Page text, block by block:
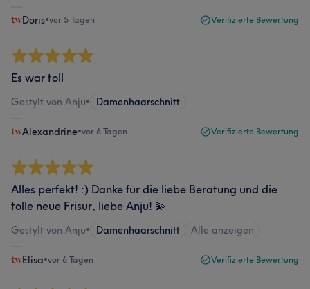
Doris•vor 5 Tagen Verifizierte Bewertung
Es war toll
Gestylt von Anju• Damenhaarschnitt
Alexandrine•vor 6 Tagen Verifizierte Bewertung
Alles perfekt! :) Danke für die liebe Beratung und die
tolle neue Frisur, liebe Anju! 💫
Gestylt von Anju• Damenhaarschnitt Alle anzeigen
Elisa•vor 6 Tagen Verifizierte Bewertung